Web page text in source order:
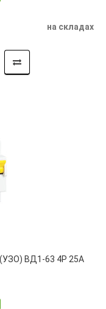
на складах
ВД1-63 4Р 25А